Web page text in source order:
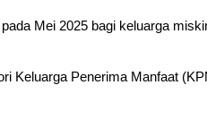
Mei 2025 bagi keluarga
Keluarga Penerima Manfaat